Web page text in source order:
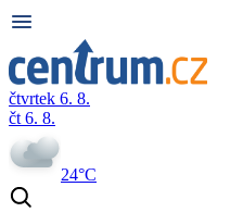
čtvrtek 6. 8.
čt 6. 8.
24°C